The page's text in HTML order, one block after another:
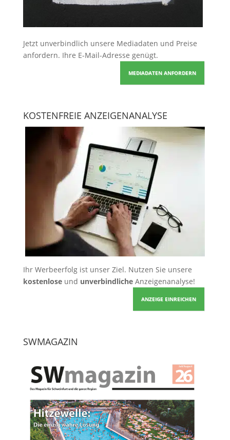
Jetzt unverbindlich unsere Mediadaten und Preise
anfordern. Ihre E-Mail-Adresse genügt.
MEDIADATEN ANFORDERN
KOSTENFREIE ANZEIGENANALYSE
Ihr Werbeerfolg ist unser Ziel. Nutzen Sie unsere
kostenloseund unverbindlicheAnzeigenanalyse!
ANZEIGE EINREICHEN
SWMAGAZIN